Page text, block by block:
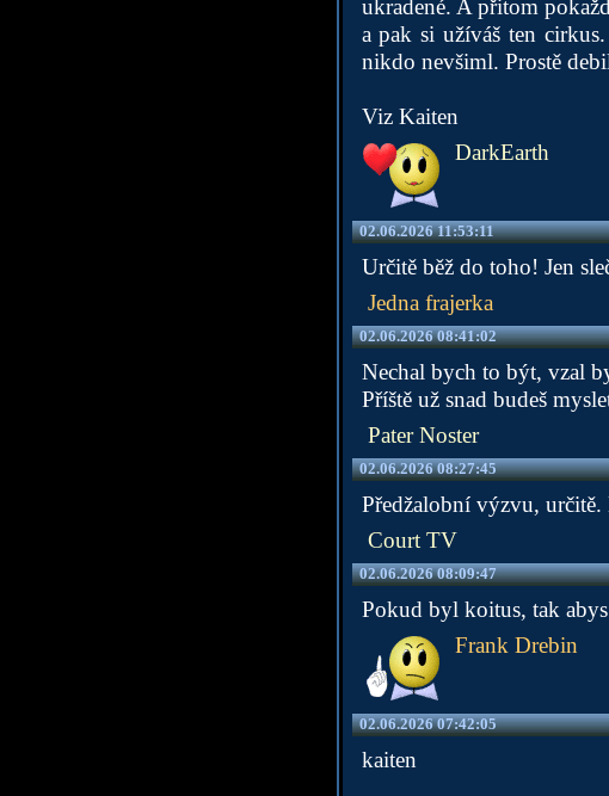
ukradené. A přitom
a pak si užíváš ten
nikdo nevšiml. Prostě
Viz Kaiten
DarkEarth
02.06.2026 11:53:11
Určitě běž do toho! Jen
Jedna frajerka
02.06.2026 08:41:02
Nechal bych to být, vzal
Příště už snad budeš
Pater Noster
02.06.2026 08:27:45
Předžalobní výzvu, určitě.
Court TV
02.06.2026 08:09:47
Pokud byl koitus, tak
Frank Drebin
02.06.2026 07:42:05
kaiten